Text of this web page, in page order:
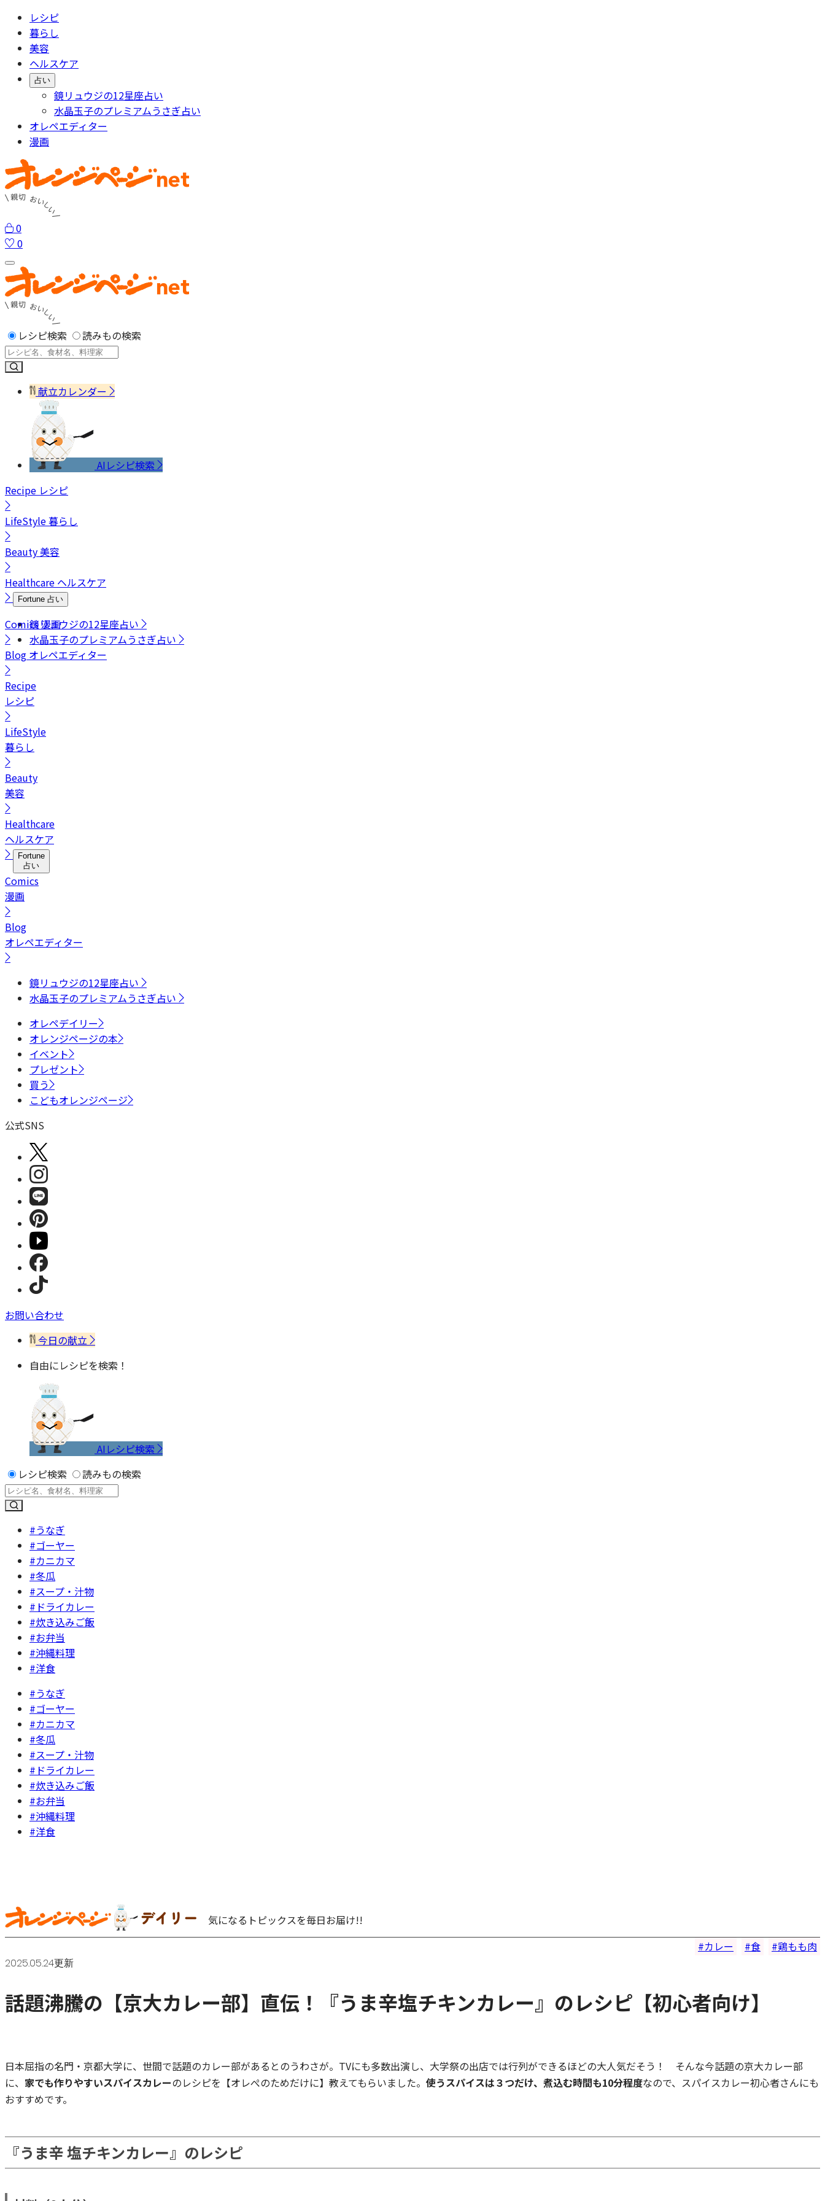
レシピ
暮らし
美容
ヘルスケア
占い
鏡リュウジの12星座占い
水晶玉子のプレミアムうさぎ占い
オレペエディター
漫画
0
0
レシピ検索 読みもの検索
献立カレンダー
AIレシピ検索
Recipe レシピ
LifeStyle暮らし
Beauty美容
Healthcare ヘルスケア
Fortune 占い
鏡リュウジの12星座占い
水晶玉子のプレミアムうさぎ占い
Comics漫画
Blog オレペエディター
Recipe
レシピ
LifeStyle
暮らし
Beauty
美容
Healthcare
ヘルスケア
Fortune
占い
Comics
漫画
Blog
オレペエディター
鏡リュウジの12星座占い
水晶玉子のプレミアムうさぎ占い
オレペデイリー
オレンジページの本
イベント
プレゼント
買う
こどもオレンジページ
公式SNS
お問い合わせ
今日の献立
自由にレシピを検索！
AIレシピ検索
レシピ検索
読みもの検索
#うなぎ
#ゴーヤー
#カニカマ
#冬瓜
#スープ・汁物
#ドライカレー
#炊き込みご飯
#お弁当
#沖縄料理
#洋食
#うなぎ
#ゴーヤー
#カニカマ
#冬瓜
#スープ・汁物
#ドライカレー
#炊き込みご飯
#お弁当
#沖縄料理
#洋食
気になるトピックスを毎日お届け!!
カレー
食 鶏もも肉
2025.05.24更新
話題沸騰の【京大カレー部】直伝！『うま辛塩チキンカレー』のレシピ【初心者向け】
日本屈指の名門・京都大学に、世間で話題のカレー部があるとのうわさが。TVにも多数出演し、大学祭の出店では行列ができるほどの大人気だそう！ そんな今話題の京大カレー部
に、 家でも作りやすいスパイスカレーのレシピを【オレぺのためだけに】教えてもらいました。 使うスパイスは３つだけ、煮込む時間も10分程度なので、スパイスカレー初心者さんにも
おすすめです。
『うま辛 塩チキンカレー』のレシピ